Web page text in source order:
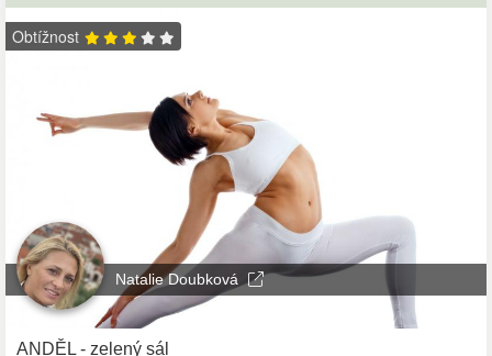
Obtížnost
Natalie Doubková
ANDĚL - zelený sál